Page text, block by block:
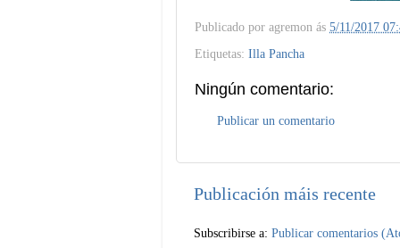
Publicado por agremon ás 5/11/2017
Etiquetas: Illa Pancha
Ningún comentario:
Publicar un comentario
Publicación máis recente
Subscribirse a: Publicar comentarios